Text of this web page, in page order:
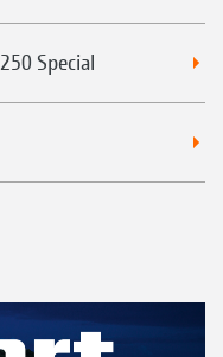
Special